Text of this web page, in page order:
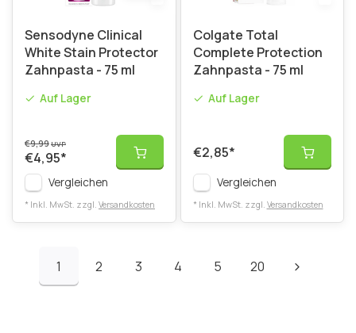
Sensodyne Clinical
White Stain Protector
Zahnpasta - 75 ml
Auf Lager
€9,99UVP
€4,95*
Vergleichen
* Inkl. MwSt. zzgl. Versandkosten
Colgate Total
Complete Protection
Zahnpasta - 75 ml
Auf Lager
€2,85*
Vergleichen
* Inkl. MwSt. zzgl. Versandkosten
1 2 3 4 5 20